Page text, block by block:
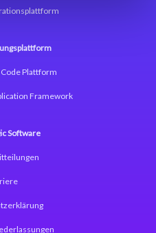
Code Plattform
Framework
Software